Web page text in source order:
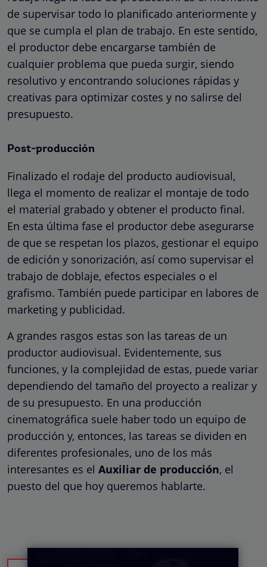
de supervisar todo lo planificado anteriormente y
que se cumpla el plan de trabajo. En este sentido,
el productor debe encargarse también de
cualquier problema que pueda surgir, siendo
resolutivo y encontrando soluciones rápidas y
creativas para optimizar costes y no salirse del
presupuesto.
Post-producción
Finalizado el rodaje del producto audiovisual,
llega el momento de realizar el montaje de todo
el material grabado y obtener el producto final.
En esta última fase el productor debe asegurarse
de que se respetan los plazos, gestionar el equipo
de edición y sonorización, así como supervisar el
trabajo de doblaje, efectos especiales o el
grafismo. También puede participar en labores de
marketing y publicidad.
A grandes rasgos estas son las tareas de un
productor audiovisual. Evidentemente, sus
funciones, y la complejidad de estas, puede variar
dependiendo del tamaño del proyecto a realizar y
de su presupuesto. En una producción
cinematográfica suele haber todo un equipo de
producción y, entonces, las tareas se dividen en
diferentes profesionales, uno de los más
interesantes es el Auxiliar de producción, el
puesto del que hoy queremos hablarte.